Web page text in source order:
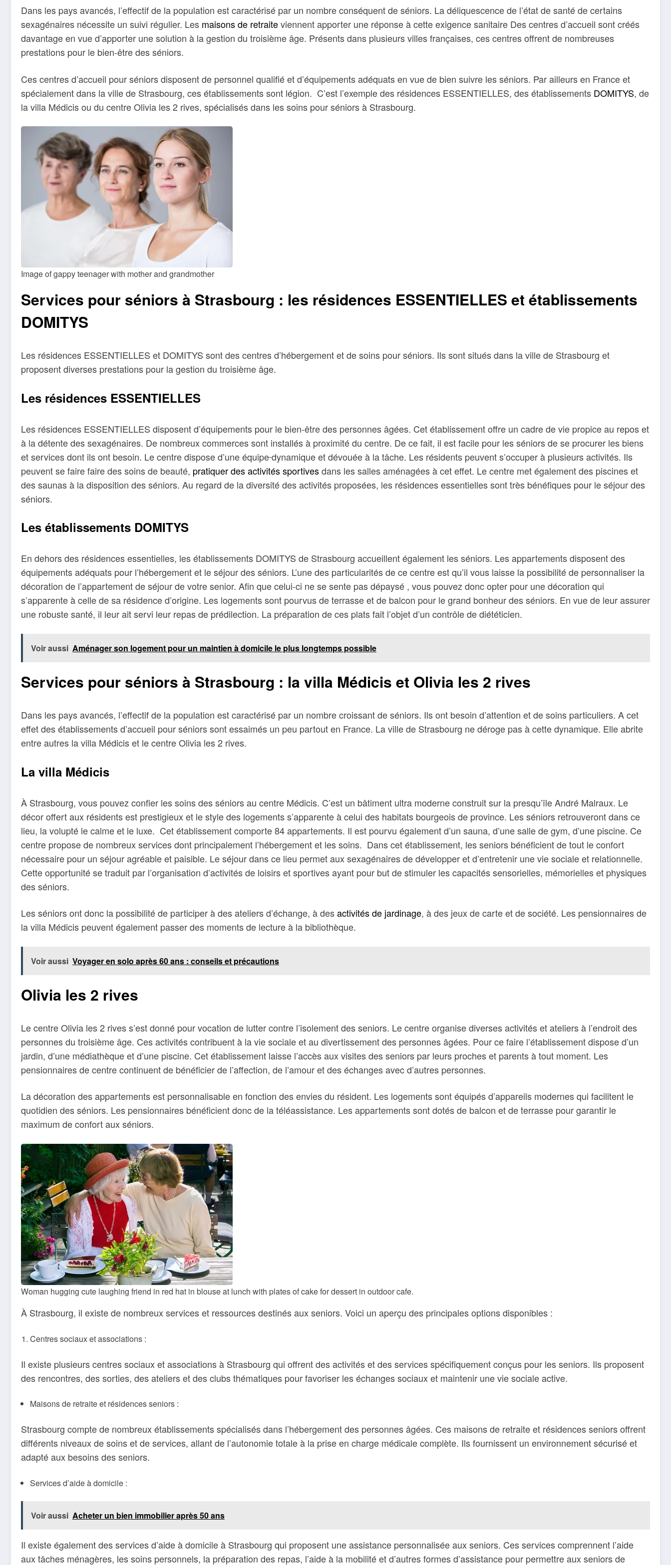
Dans les pays avancés, l’effectif de la population est caractérisé par un nombre conséquent de séniors. La déliquescence de l’état de santé de certains
sexagénaires nécessite un suivi régulier. Les maisons de retraiteviennent apporter une réponse à cette exigence sanitaire Des centres d’accueil sont créés
davantage en vue d’apporter une solution à la gestion du troisième âge. Présents dans plusieurs villes françaises, ces centres offrent de nombreuses
prestations pour le bien-être des séniors.
Ces centres d’accueil pour séniors disposent de personnel qualifié et d’équipements adéquats en vue de bien suivre les séniors. Par ailleurs en France et
spécialement dans la ville de Strasbourg, ces établissements sont légion. C’est l’exemple des résidences ESSENTIELLES, des établissements DOMITYS, de
la villa Médicis ou du centre Olivia les 2 rives, spécialisés dans les soins pour séniors à Strasbourg.
Image of gappy teenager with mother and grandmother
Services pour séniors à Strasbourg : les résidences ESSENTIELLES et établissements
DOMITYS
Les résidences ESSENTIELLES et DOMITYS sont des centres d’hébergement et de soins pour séniors. Ils sont situés dans la ville de Strasbourg et
proposent diverses prestations pour la gestion du troisième âge.
Les résidences ESSENTIELLES
Les résidences ESSENTIELLES disposent d’équipements pour le bien-être des personnes âgées. Cet établissement offre un cadre de vie propice au repos et
à la détente des sexagénaires. De nombreux commerces sont installés à proximité du centre. De ce fait, il est facile pour les séniors de se procurer les biens
et services dont ils ont besoin. Le centre dispose d’une équipedynamique et dévouée à la tâche. Les résidents peuvent s’occuper à plusieurs activités. Ils
peuvent se faire faire des soins de beauté, pratiquer des activités sportivesdans les salles aménagées à cet effet. Le centre met également des piscines et
des saunas à la disposition des séniors. Au regard de la diversité des activités proposées, les résidences essentielles sont très bénéfiques pour le séjour des
séniors.
Les établissements DOMITYS
En dehors des résidences essentielles, les établissements DOMITYS de Strasbourg accueillent également les séniors. Les appartements disposent des
équipements adéquats pour l’hébergement et le séjour des séniors. L’une des particularités de ce centre est qu’il vous laisse la possibilité de personnaliser la
décoration de l’appartement de séjour de votre senior. Afin que celui-ci ne se sente pas dépaysé , vous pouvez donc opter pour une décoration qui
s’apparente à celle de sa résidence d’origine. Les logements sont pourvus de terrasse et de balcon pour le grand bonheur des séniors. En vue de leur assurer
une robuste santé, il leur ait servi leur repas de prédilection. La préparation de ces plats fait l’objet d’un contrôle de diététicien.
Voir aussi Aménager son logement pour un maintien à domicile le plus longtemps possible
Services pour séniors à Strasbourg : la villa Médicis et Olivia les 2 rives
Dans les pays avancés, l’effectif de la population est caractérisé par un nombre croissant de séniors. Ils ont besoin d’attention et de soins particuliers. A cet
effet des établissements d’accueil pour séniors sont essaimés un peu partout en France. La ville de Strasbourg ne déroge pas à cette dynamique. Elle abrite
entre autres la villa Médicis et le centre Olivia les 2 rives.
La villa Médicis
À Strasbourg, vous pouvez confier les soins des séniors au centre Médicis. C’est un bâtiment ultra moderne construit sur la presqu’île André Malraux. Le
décor offert aux résidents est prestigieux et le style des logements s’apparente à celui des habitats bourgeois de province. Les séniors retrouveront dans ce
lieu, la volupté le calme et le luxe. Cet établissement comporte 84 appartements. Il est pourvu également d’un sauna, d’une salle de gym, d’une piscine. Ce
centre propose de nombreux services dont principalement l’hébergement et les soins. Dans cet établissement, les seniors bénéficient de tout le confort
nécessaire pour un séjour agréable et paisible. Le séjour dans ce lieu permet aux sexagénaires de développer et d’entretenir une vie sociale et relationnelle.
Cette opportunité se traduit par l’organisation d’activités de loisirs et sportives ayant pour but de stimuler les capacités sensorielles, mémorielles et physiques
des séniors.
Les séniors ont donc la possibilité de participer à des ateliers d’échange, à desactivités de jardinage, à des jeux de carte et de société. Les pensionnaires de
la villa Médicis peuvent également passer des moments de lecture à la bibliothèque.
Voir aussi Voyager en solo après 60 ans : conseils et précautions
Olivia les 2 rives
Le centre Olivia les 2 rives s’est donné pour vocation de lutter contre l’isolement des seniors. Le centre organise diverses activités et ateliers à l’endroit des
personnes du troisième âge. Ces activités contribuent à la vie sociale et au divertissement des personnes âgées. Pour ce faire l’établissement dispose d’un
jardin, d’une médiathèque et d’une piscine. Cet établissement laisse l’accès aux visites des seniors par leurs proches et parents à tout moment. Les
pensionnaires de centre continuent de bénéficier de l’affection, de l’amour et des échanges avec d’autres personnes.
La décoration des appartements est personnalisable en fonction des envies du résident. Les logements sont équipés d’appareils modernes qui facilitent le
quotidien des séniors. Les pensionnaires bénéficient donc de la téléassistance. Les appartements sont dotés de balcon et de terrasse pour garantir le
maximum de confort aux séniors.
Woman hugging cute laughing friend in red hat in blouse at lunch with plates of cake for dessert in outdoor cafe.
À Strasbourg, il existe de nombreux services et ressources destinés aux seniors. Voici un aperçu des principales options disponibles :
Centres sociaux et associations :
Il existe plusieurs centres sociaux et associations à Strasbourg qui offrent des activités et des services spécifiquement conçus pour les seniors. Ils proposent
des rencontres, des sorties, des ateliers et des clubs thématiques pour favoriser les échanges sociaux et maintenir une vie sociale active.
Maisons de retraite et résidences seniors :
Strasbourg compte de nombreux établissements spécialisés dans l’hébergement des personnes âgées. Ces maisons de retraite et résidences seniors offrent
différents niveaux de soins et de services, allant de l’autonomie totale à la prise en charge médicale complète. Ils fournissent un environnement sécurisé et
adapté aux besoins des seniors.
Services d’aide à domicile :
Voir aussi Acheter un bien immobilier après 50 ans
Il existe également des services d’aide à domicile à Strasbourg qui proposent une assistance personnalisée aux seniors. Ces services comprennent l’aide
aux tâches ménagères, les soins personnels, la préparation des repas, l’aide à la mobilité et d’autres formes d’assistance pour permettre aux seniors de